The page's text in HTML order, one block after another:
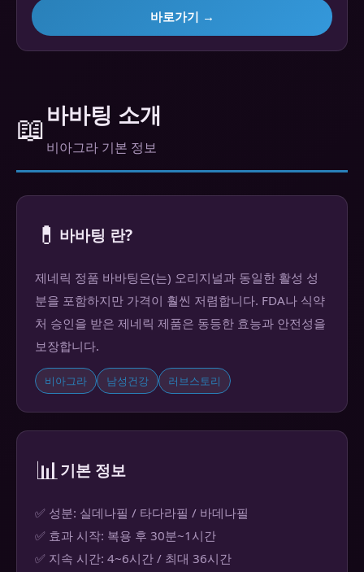
바로가기 →
📖바바팅 소개
비아그라 기본 정보
💊 바바팅 란?
제네릭 정품 바바팅은(는) 오리지널과 동일한 활성 성
분을 포함하지만 가격이 훨씬 저렴합니다. FDA나 식약
처 승인을 받은 제네릭 제품은 동등한 효능과 안전성을
보장합니다.
비아그라 남성건강 러브스토리
📊기본 정보
✅ 성분: 실데나필 / 타다라필 / 바데나필
✅ 효과 시작: 복용 후 30분~1시간
✅ 지속 시간: 4~6시간 / 최대 36시간